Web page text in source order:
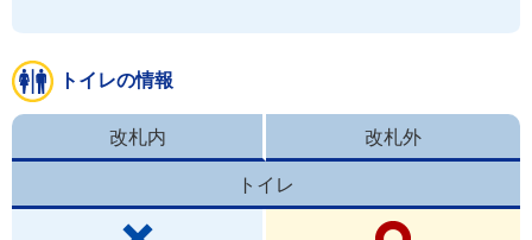
トイレの情報
改札内 改札外
トイレ